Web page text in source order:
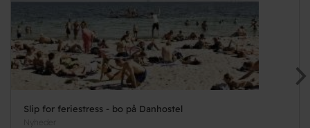
Slip for feriestress - bo på Danhostel